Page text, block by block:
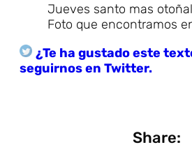
Jueves santo mas
Foto que encontramos
¿Te ha gustado este
seguirnos en Twitter.
Share: